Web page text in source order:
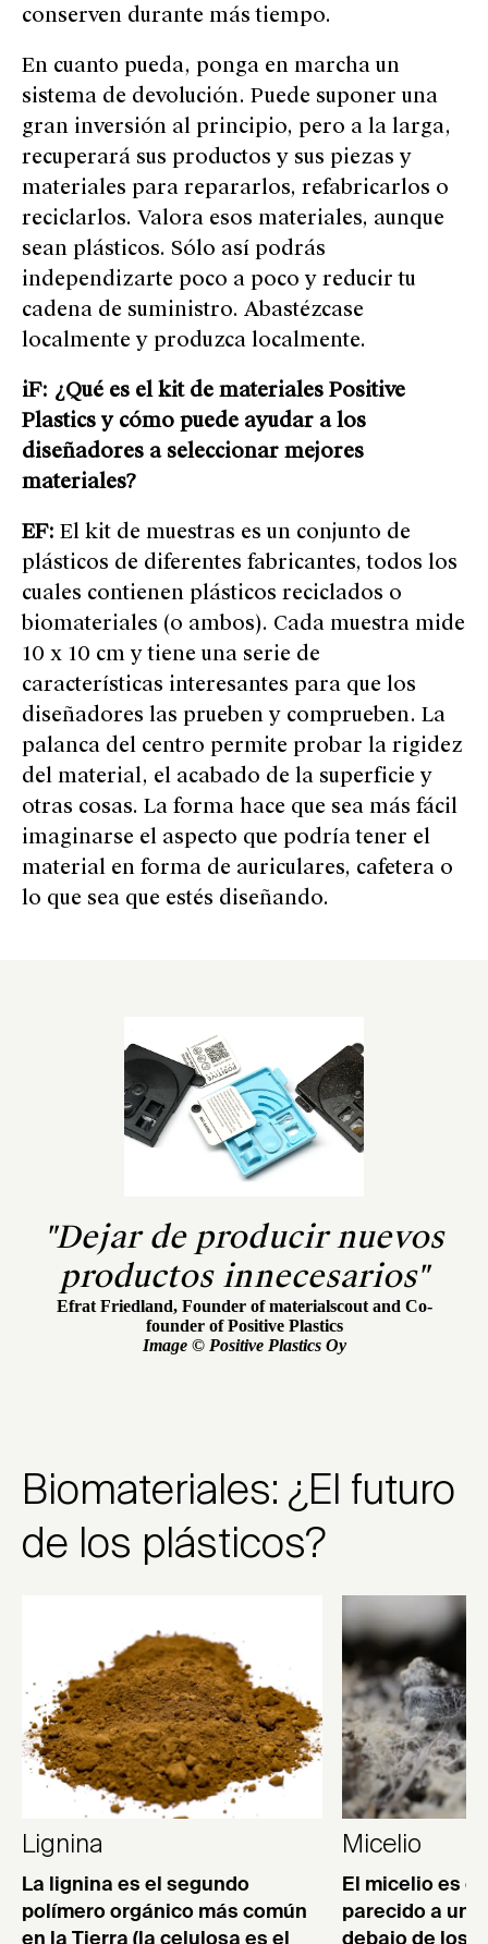
conserven durante más tiempo.
En cuanto pueda, ponga en marcha un
sistema de devolución. Puede suponer una
gran inversión al principio, pero a la larga,
recuperará sus productos y sus piezas y
materiales para repararlos, refabricarlos o
reciclarlos. Valora esos materiales, aunque
sean plásticos. Sólo así podrás
independizarte poco a poco y reducir tu
cadena de suministro. Abastézcase
localmente y produzca localmente.
iF: ¿Qué es el kit de materiales Positive
Plastics y cómo puede ayudar a los
diseñadores a seleccionar mejores
materiales?
EF: El kit de muestras es un conjunto de
plásticos de diferentes fabricantes, todos los
cuales contienen plásticos reciclados o
biomateriales (o ambos). Cada muestra mide
10 x 10 cm y tiene una serie de
características interesantes para que los
diseñadores las prueben y comprueben. La
palanca del centro permite probar la rigidez
del material, el acabado de la superficie y
otras cosas. La forma hace que sea más fácil
imaginarse el aspecto que podría tener el
material en forma de auriculares, cafetera o
lo que sea que estés diseñando.
"Dejar de producir nuevos
productos innecesarios"
Efrat Friedland, Founder of materialscout and Co-
founder of Positive Plastics
Image © Positive Plastics Oy
Biomateriales: ¿El futuro
de los plásticos?
Lignina
La lignina es el segundo
polímero orgánico más común
en la Tierra (la celulosa es el
Micelio
El micelio es
parecido a
debajo de los